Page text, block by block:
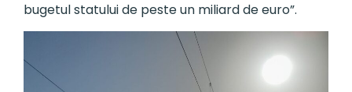
bugetul statului de peste un miliard de euro”.